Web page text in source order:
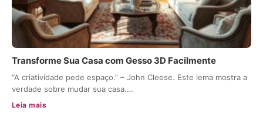
Transforme Sua Casa com Gesso 3D Facilmente
“A criatividade pede espaço.” – John Cleese. Este lema mostra a
verdade sobre mudar sua casa.…
Leia mais